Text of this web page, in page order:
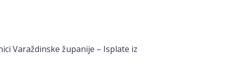
Varaždinske županije – Isplate iz